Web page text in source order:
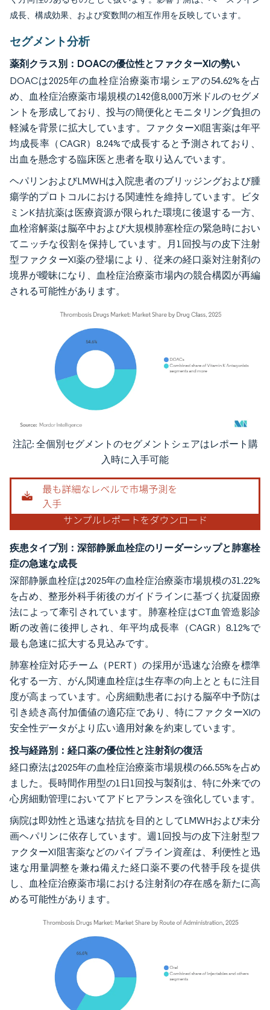
成長、構成効果、および変数間の相互作用を反映しています。
セグメント分析
薬剤クラス別：DOACの優位性とファクターXIの勢い
DOACは2025年の血栓症治療薬市場シェアの54.62%を占
め、血栓症治療薬市場規模の142億8,000万米ドルのセグメ
ントを形成しており、投与の簡便化とモニタリング負担の
軽減を背景に拡大しています。ファクターXI阻害薬は年平
均成長率（CAGR）8.24%で成長すると予測されており、
出血を懸念する臨床医と患者を取り込んでいます。
ヘパリンおよびLMWHは入院患者のブリッジングおよび腫
瘍学的プロトコルにおける関連性を維持しています。ビタ
ミンK拮抗薬は医療資源が限られた環境に後退する一方、
血栓溶解薬は脳卒中および大規模肺塞栓症の緊急時におい
てニッチな役割を保持しています。月1回投与の皮下注射
型ファクターXI薬の登場により、従来の経口薬対注射剤の
境界が曖昧になり、血栓症治療薬市場内の競合構図が再編
される可能性があります。
画像 © Mordor Intelligence。再利用にはCC BY 4.0の表示が必要です。
注記: 全個別セグメントのセグメントシェアはレポート購
入時に入手可能
疾患タイプ別：深部静脈血栓症のリーダーシップと肺塞栓
症の急速な成長
深部静脈血栓症は2025年の血栓症治療薬市場規模の31.22%
を占め、整形外科手術後のガイドラインに基づく抗凝固療
法によって牽引されています。肺塞栓症はCT血管造影診
断の改善に後押しされ、年平均成長率（CAGR）8.12%で
最も急速に拡大する見込みです。
肺塞栓症対応チーム（PERT）の採用が迅速な治療を標準
化する一方、がん関連血栓症は生存率の向上とともに注目
度が高まっています。心房細動患者における脳卒中予防は
引き続き高付加価値の適応症であり、特にファクターXIの
安全性データがより広い適用対象を約束しています。
投与経路別：経口薬の優位性と注射剤の復活
経口療法は2025年の血栓症治療薬市場規模の66.55%を占め
ました。長時間作用型の1日1回投与製剤は、特に外来での
心房細動管理においてアドヒアランスを強化しています。
病院は即効性と迅速な拮抗を目的としてLMWHおよび未分
画ヘパリンに依存しています。週1回投与の皮下注射型フ
ァクターXI阻害薬などのパイプライン資産は、利便性と迅
速な用量調整を兼ね備えた経口薬不要の代替手段を提供
し、血栓症治療薬市場における注射剤の存在感を新たに高
める可能性があります。